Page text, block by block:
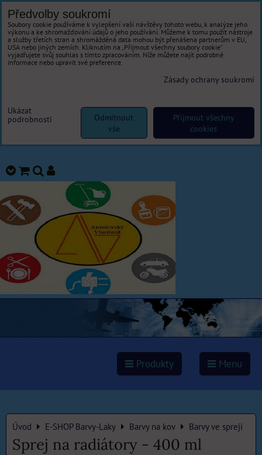
Produkty Menu
Úvod E-SHOP Barvy-Laky Barvy na kov Barvy ve spreji
Sprej na radiátory - 400 ml
Předvolby soukromí
Soubory cookie používáme k vylepšení vaší návštěvy tohoto webu, k analýze jeho
výkonu a ke shromažďování údajů o jeho používání. Můžeme k tomu použít nástroje
a služby třetích stran a shromážděná data mohou být přenášena partnerům v EU,
USA nebo jiných zemích. Kliknutím na „Přijmout všechny soubory cookie“
vyjadřujete svůj souhlas s tímto zpracováním. Níže můžete najít podrobné
informace nebo upravit své preference.
Zásady ochrany soukromí
Ukázat
podrobnosti
Přijmout všechny
cookies
Odmítnout
vše